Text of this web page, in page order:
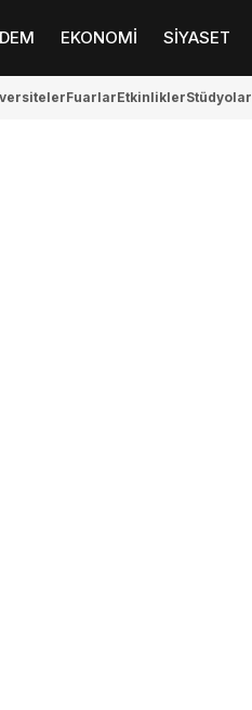
EKONOMİ SİYASET
FuarlarEtkinliklerStüdyolar